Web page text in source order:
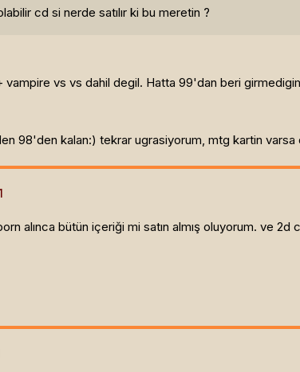
cd si nerde satılır ki bu meretin ?
vs vs dahil degil. Hatta 99'dan beri
98'den kalan:) tekrar ugrasiyorum, mtg kartin
alınca bütün içeriği mi satın almış oluyorum. ve 2d